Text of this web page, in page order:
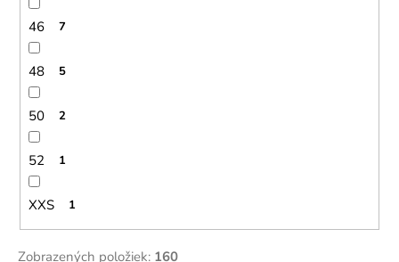
46 7
48 5
50 2
52 1
XXS 1
Zobrazených položiek: 160